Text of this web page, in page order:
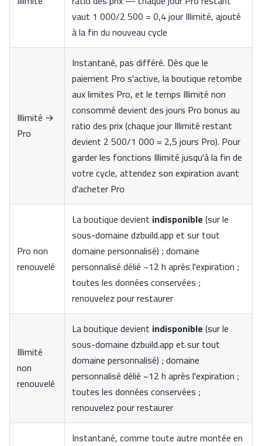
vaut 1 000/2 500 = 0,4 jour Illimité, ajouté
à la fin du nouveau cycle
Illimité →
Pro
Instantané, pas différé. Dès que le
paiement Pro s'active, la boutique retombe
aux limites Pro, et le temps Illimité non
consommé devient des jours Pro bonus au
ratio des prix (chaque jour Illimité restant
devient 2 500/1 000 = 2,5 jours Pro). Pour
garder les fonctions Illimité jusqu'à la fin de
votre cycle, attendez son expiration avant
d'acheter Pro
Pro non
renouvelé
La boutique devient indisponible(sur le
sous-domaine dzbuild.app et sur tout
domaine personnalisé) ; domaine
personnalisé délié ~12 h après l'expiration ;
toutes les données conservées ;
renouvelez pour restaurer
Illimité
non
renouvelé
La boutique devient indisponible(sur le
sous-domaine dzbuild.app et sur tout
domaine personnalisé) ; domaine
personnalisé délié ~12 h après l'expiration ;
toutes les données conservées ;
renouvelez pour restaurer
Instantané, comme toute autre montée en